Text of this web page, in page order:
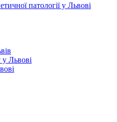
патології у Львові
Львові